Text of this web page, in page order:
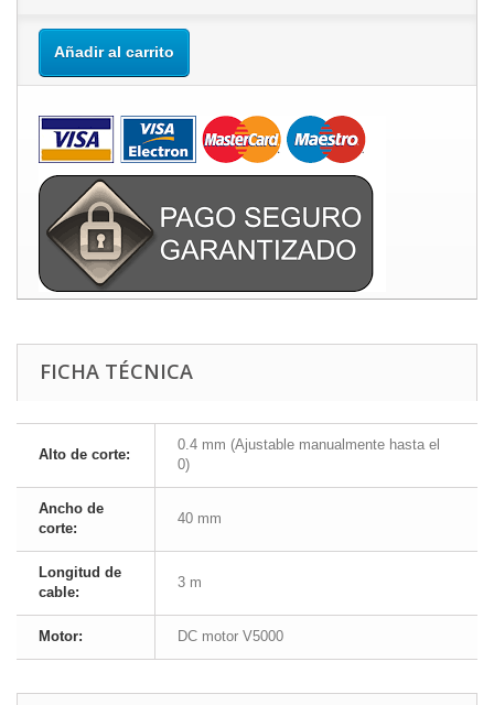
Añadir al carrito
FICHA TÉCNICA
Alto de corte:
0.4 mm (Ajustable manualmente hasta el
0)
Ancho de
corte:
40 mm
Longitud de
cable:
3 m
Motor: DC motor V5000